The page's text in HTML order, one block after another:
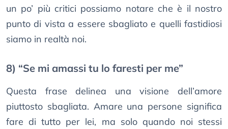
un po’ più critici possiamo notare che è il nostro
punto di vista a essere sbagliato e quelli fastidiosi
siamo in realtà noi.
8) “Se mi amassi tu lo faresti per me”
Questa frase delinea una visione dell’amore
piuttosto sbagliata. Amare una persone significa
fare di tutto per lei, ma solo quando noi stessi